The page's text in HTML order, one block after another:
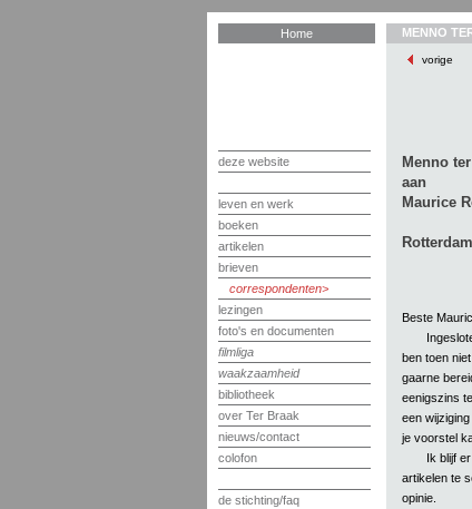
Home
deze website
leven en werk
boeken
artikelen
brieven
correspondenten
lezingen
foto's en documenten
filmliga
waakzaamheid
bibliotheek
over Ter Braak
nieuws/contact
colofon
de stichting/faq
MENNO
vorige
Menno
aan
Maurice
Beste
ben toen
gaarne
eenigszins
een
je voorstel
Ik blijf
artikelen te
opinie.